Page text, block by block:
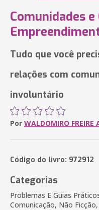
Comunidades e
Tudo que você
relações com
involuntário
Por WALDOMIRO FREIRE
Código do livro: 972912
Categorias
Problemas E Guias
Comunicação, Não